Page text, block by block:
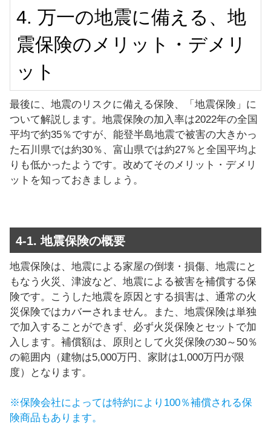
4. 万一の地震に備える、地
震保険のメリット・デメリ
ット
最後に、地震のリスクに備える保険、「地震保険」に
ついて解説します。地震保険の加入率は2022年の全国
平均で約35％ですが、能登半島地震で被害の大きかっ
た石川県では約30％、富山県では約27％と全国平均よ
りも低かったようです。改めてそのメリット・デメリ
ットを知っておきましょう。
4-1. 地震保険の概要
地震保険は、地震による家屋の倒壊・損傷、地震にと
もなう火災、津波など、地震による被害を補償する保
険です。こうした地震を原因とする損害は、通常の火
災保険ではカバーされません。また、地震保険は単独
で加入することができず、必ず火災保険とセットで加
入します。補償額は、原則として火災保険の30～50％
の範囲内（建物は5,000万円、家財は1,000万円が限
度）となります。
※保険会社によっては特約により100％補償される保
険商品もあります。